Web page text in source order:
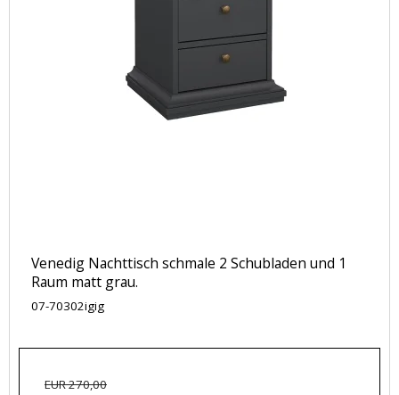
Venedig Nachttisch schmale 2 Schubladen und 1
Raum matt grau.
07-70302igig
EUR 270,00